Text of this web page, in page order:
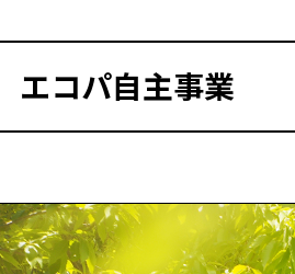
エコパ自主事業